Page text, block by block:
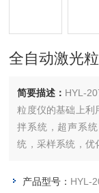
全自动激光
简要描述： HYL-
粒度仪的基础上利
拌系统，超声系
统，采样系统，优
者的工作量
产品型号： HYL-